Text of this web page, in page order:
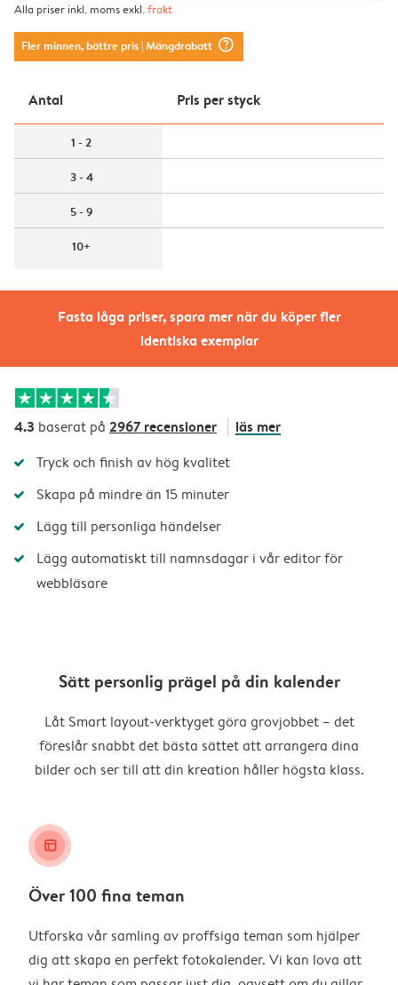
Fasta låga priser, spara mer när du köper fler
identiska exemplar
Alla priser inkl. moms exkl.frakt
Fler minnen, bättre pris| Mängdrabatt question_mark_circle
Antal Pris per styck
1 - 2
3 - 4
5 - 9
10+
4.3 baserat på 2967 recensioner läs mer
Tryck och finish av hög kvalitet
Skapa på mindre än 15 minuter
Lägg till personliga händelser
Lägg automatiskt till namnsdagar i vår editor för
webbläsare
Sätt personlig prägel på din kalender
Låt Smart layout-verktyget göra grovjobbet – det
föreslår snabbt det bästa sättet att arrangera dina
bilder och ser till att din kreation håller högsta klass.
layout_alt
Över 100 fina teman
Utforska vår samling av proffsiga teman som hjälper
dig att skapa en perfekt fotokalender. Vi kan lova att